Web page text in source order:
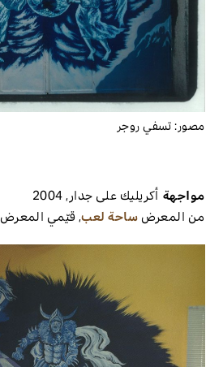
مصور:تسفي روجر
مواجهةأكريليك على جدار,
2004
من المعرضساحة لعب,قيّمي المعرض